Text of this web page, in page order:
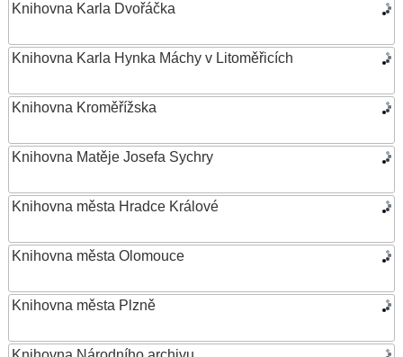
Knihovna Karla Dvořáčka
Knihovna Karla Hynka Máchy v Litoměřicích
Knihovna Kroměřížska
Knihovna Matěje Josefa Sychry
Knihovna města Hradce Králové
Knihovna města Olomouce
Knihovna města Plzně